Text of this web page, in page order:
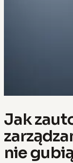
Jak
nie